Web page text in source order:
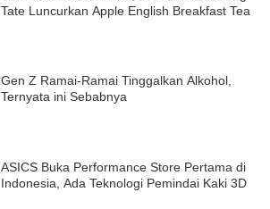
Tate Luncurkan Apple English Breakfast Tea
Gen Z Ramai-Ramai Tinggalkan Alkohol,
Ternyata ini Sebabnya
ASICS Buka Performance Store Pertama di
Indonesia, Ada Teknologi Pemindai Kaki 3D